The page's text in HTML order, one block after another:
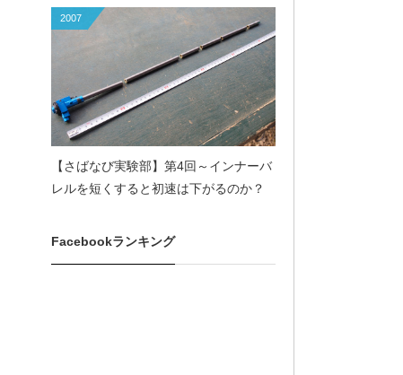
2007
【さばなび実験部】第4回～インナーバ
レルを短くすると初速は下がるのか？
Facebookランキング